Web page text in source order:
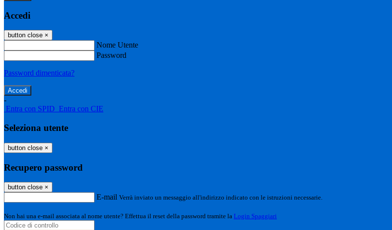
Accedi
button close ×
Nome Utente
Password
Password dimenticata?
-
Entra con SPID Entra con CIE
Seleziona utente
button close ×
Recupero password
button close ×
E-mail Verrà inviato un messaggio all'indirizzo indicato con le istruzioni necessarie.
Non hai una e-mail associata al nome utente? Effettua il reset della password tramite la Login Spaggiari